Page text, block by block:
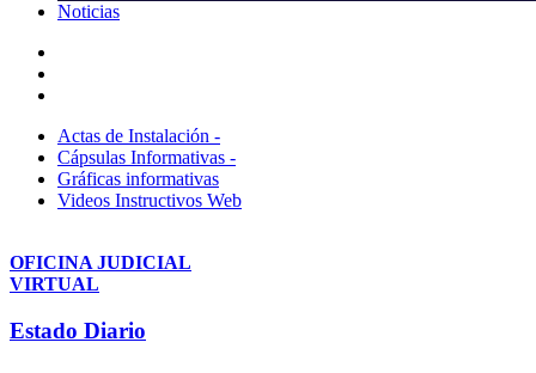
Noticias
Actas de Instalación -
Cápsulas Informativas -
Gráficas informativas
Videos Instructivos Web
OFICINA JUDICIAL
VIRTUAL
Estado Diario